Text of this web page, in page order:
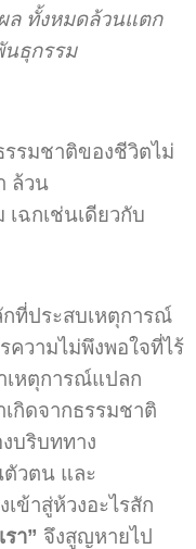
ล ทั้งหมดล้วนแตก
นธุกรรม
มชาติของชีวิตไม่
ล้วน
กเช่นเดียวกับ
ที่ประสบเหตุการณ์
ความไม่พึงพอใจที่ไร้
เหตุการณ์แปลก
กิดจากธรรมชาติ
บริบททาง
ตัวตน และ
ข้าสู่ห้วงอะไรสัก
รา” จึงสูญหายไป